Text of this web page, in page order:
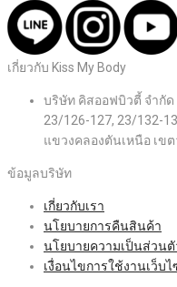
เกี่ยวกับ Kiss My Body
บริษัท คิสออฟบิวตี้ จำกัด
23/126-127, 23/132-
แขวงคลองตันเหนือ เข
ข้อมูลบริษัท
เกี่ยวกับเรา
นโยบายการคืนสินค้า
นโยบายความเป็นส่วนตั
เงื่อนไขการใช้งานเว็บไ